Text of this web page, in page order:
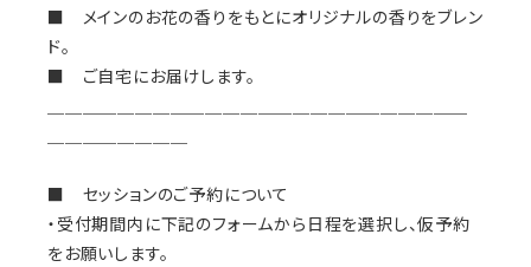
■ メインのお花の香りをもとにオリジナルの香りをブレン
ド。
■ ご自宅にお届けします。
■ セッションのご予約について
・受付期間内に下記のフォームから日程を選択し、仮予約
をお願いします。